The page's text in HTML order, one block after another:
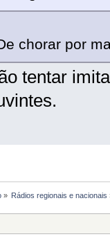
chorar por
tentar
» Rádios regionais e nacionais